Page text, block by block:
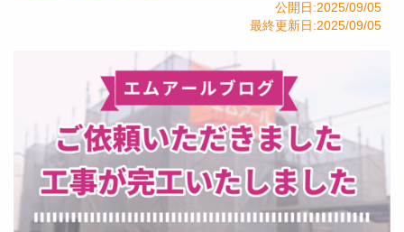
公開日:2025/09/05
最終更新日:2025/09/05